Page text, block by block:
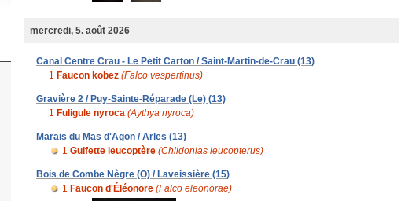
mercredi, 5. août 2026
Canal Centre Crau - Le Petit Carton / Saint-Martin-de-Crau (13)
1 Faucon kobez (Falco vespertinus)
Gravière 2 / Puy-Sainte-Réparade (Le) (13)
1 Fuligule nyroca (Aythya nyroca)
Marais du Mas d'Agon / Arles (13)
1 Guifette leucoptère (Chlidonias leucopterus)
Bois de Combe Nègre (O) / Laveissière (15)
1 Faucon d'Éléonore (Falco eleonorae)